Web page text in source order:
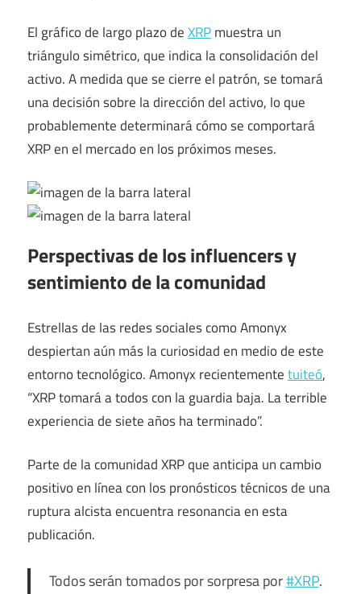
El gráfico de largo plazo deXRPmuestra un
triángulo simétrico, que indica la consolidación del
activo. A medida que se cierre el patrón, se tomará
una decisión sobre la dirección del activo, lo que
probablemente determinará cómo se comportará
XRP en el mercado en los próximos meses.
Perspectivas de los influencers y
sentimiento de la comunidad
Estrellas de las redes sociales como Amonyx
despiertan aún más la curiosidad en medio de este
entorno tecnológico. Amonyx recientementetuiteó,
“XRP tomará a todos con la guardia baja. La terrible
experiencia de siete años ha terminado”.
Parte de la comunidad XRP que anticipa un cambio
positivo en línea con los pronósticos técnicos de una
ruptura alcista encuentra resonancia en esta
publicación.
Todos serán tomados por sorpresa por#XRP.